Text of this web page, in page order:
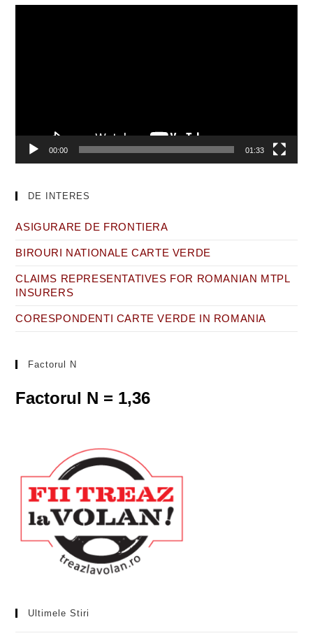
00:00 01:33
DE INTERES
ASIGURARE DE FRONTIERA
BIROURI NATIONALE CARTE VERDE
CLAIMS REPRESENTATIVES FOR ROMANIAN MTPL
INSURERS
CORESPONDENTI CARTE VERDE IN ROMANIA
Factorul N
Factorul N = 1,36
Ultimele Stiri